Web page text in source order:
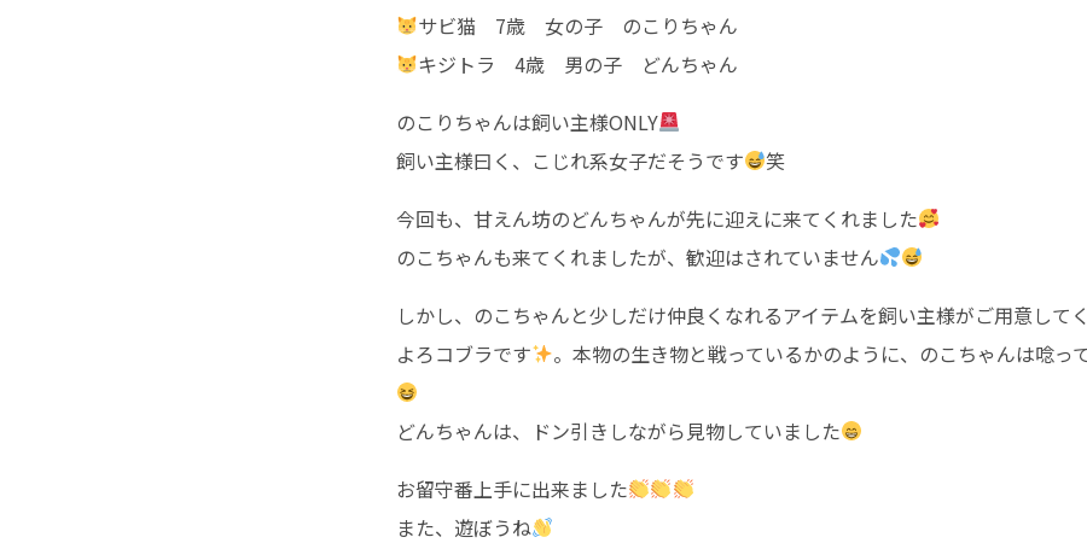
サビ猫 7歳 女の子 のこりちゃん
キジトラ 4歳 男の子 どんちゃん
のこりちゃんは飼い主様ONLY
飼い主様曰く、こじれ系女子だそうです
笑
今回も、甘えん坊のどんちゃんが先に迎えに来てくれました
のこちゃんも来てくれましたが、歓迎はされていません
しかし、のこちゃんと少しだけ仲良くなれるアイテムを飼い主様がご用意して
よろコブラです
。本物の生き物と戦っているかのように、のこちゃんは唸っ
どんちゃんは、ドン引きしながら見物していました
お留守番上手に出来ました
また、遊ぼうね